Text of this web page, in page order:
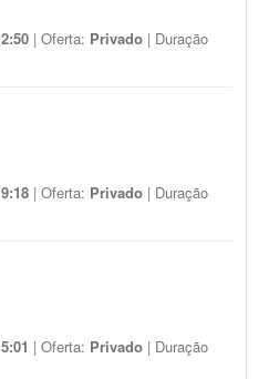
| Oferta: Privado | Duração
| Oferta: Privado | Duração
| Oferta: Privado | Duração